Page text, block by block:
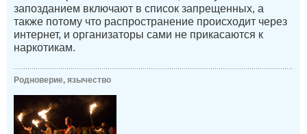
запозданием включают в список запрещенных, а
также потому что распространение происходит через
интернет, и организаторы сами не прикасаются к
наркотикам.
Родноверие, язычество